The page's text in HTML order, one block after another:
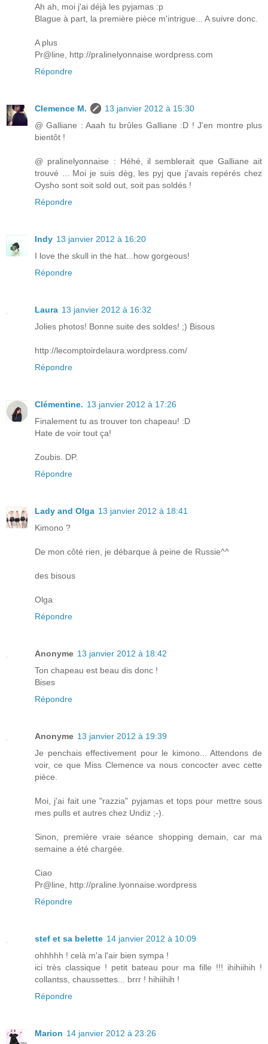
Ah ah, moi j'ai déjà les pyjamas :p
Blague à part, la première pièce m'intrigue... A suivre donc.
A plus
Pr@line, http://pralinelyonnaise.wordpress.com
Répondre
Clemence M.
13 janvier 2012 à 15:30
@ Galliane : Aaah tu brûles Galliane :D ! J'en montre plus
bientôt !
@ pralinelyonnaise : Héhé, il semblerait que Galliane ait
trouvé ... Moi je suis dèg, les pyj que j'avais repérés chez
Oysho sont soit sold out, soit pas soldés !
Répondre
Indy 13 janvier 2012 à 16:20
I love the skull in the hat...how gorgeous!
Répondre
Laura 13 janvier 2012 à 16:32
Jolies photos! Bonne suite des soldes! ;) Bisous
http://lecomptoirdelaura.wordpress.com/
Répondre
Clémentine. 13 janvier 2012 à 17:26
Finalement tu as trouver ton chapeau! :D
Hate de voir tout ça!
Zoubis. DP.
Répondre
Lady and Olga 13 janvier 2012 à 18:41
Kimono ?
De mon côté rien, je débarque à peine de Russie^^
des bisous
Olga
Répondre
Anonyme 13 janvier 2012 à 18:42
Ton chapeau est beau dis donc !
Bises
Répondre
Anonyme 13 janvier 2012 à 19:39
Je penchais effectivement pour le kimono... Attendons de
voir, ce que Miss Clemence va nous concocter avec cette
pièce.
Moi, j'ai fait une "razzia" pyjamas et tops pour mettre sous
mes pulls et autres chez Undiz ;-).
Sinon, première vraie séance shopping demain, car ma
semaine a été chargée.
Ciao
Pr@line, http://praline.lyonnaise.wordpress
Répondre
stef et sa belette 14 janvier 2012 à 10:09
ohhhhh ! celà m'a l'air bien sympa !
ici très classique ! petit bateau pour ma fille !!! ihihiihih !
collantss, chaussettes... brrr ! hihiihih !
Répondre
Marion 14 janvier 2012 à 23:26